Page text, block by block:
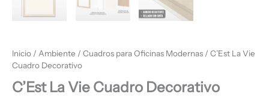
Inicio / Ambiente / Cuadros para Oficinas Modernas / C’Est La Vie
Cuadro Decorativo
C’Est La Vie Cuadro Decorativo